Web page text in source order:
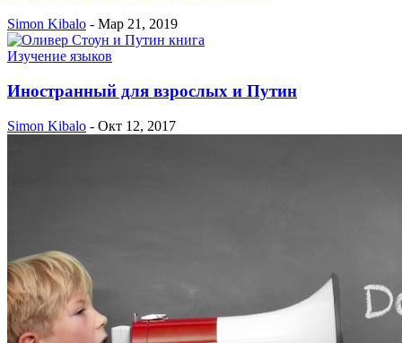
Simon Kibalo - Мар 21, 2019
Изучение языков
Иностранный для взрослых и Путин
Simon Kibalo - Окт 12, 2017